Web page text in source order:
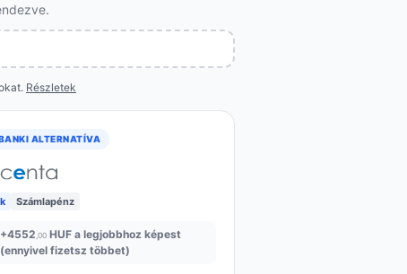
Részletek
ALTERNATÍVA
Számlapénz
+4552 ,00HUF a legjobbhoz képest
(ennyivel fizetsz többet)